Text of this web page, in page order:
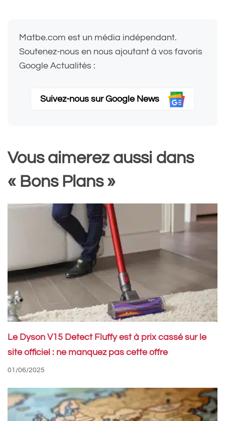
Matbe.com est un média indépendant.
Soutenez-nous en nous ajoutant à vos favoris
Google Actualités :
Suivez-nous sur Google News
Vous aimerez aussi dans
« Bons Plans »
Le Dyson V15 Detect Fluffy est à prix cassé sur le
site officiel : ne manquez pas cette offre
01/06/2025